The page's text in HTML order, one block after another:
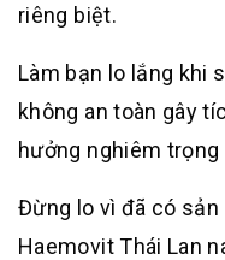
riêng biệt.
Làm bạn lo lắng khi
không an toàn gây
hưởng nghiêm
Đừng lo vì đã có
Haemovit Thái Lan